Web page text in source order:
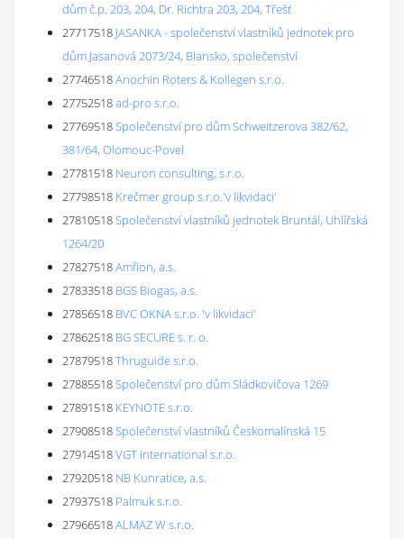
dům č.p. 203, 204, Dr. Richtra 203, 204, Třešť
27717518 JASANKA - společenství vlastníků jednotek pro
dům Jasanová 2073/24, Blansko, společenství
27746518Anochin Roters & Kollegen s.r.o.
27752518ad-pro s.r.o.
27769518Společenství pro dům Schweitzerova 382/62,
381/64, Olomouc-Povel
27781518 Neuron consulting, s.r.o.
27798518 Krečmer group s.r.o.'v likvidaci'
27810518Společenství vlastníků jednotek Bruntál, Uhlířská
1264/20
27827518Amfion, a.s.
27833518 BGS Biogas, a.s.
27856518 BVC OKNA s.r.o. 'v likvidaci'
27862518 BG SECURE s. r. o.
27879518Thruguide s.r.o.
27885518Společenství pro dům Sládkovičova 1269
27891518 KEYNOTE s.r.o.
27908518Společenství vlastníků Českomalínská 15
27914518VGT International s.r.o.
27920518 NB Kunratice, a.s.
27937518 Palmuk s.r.o.
27966518ALMAZ W s.r.o.